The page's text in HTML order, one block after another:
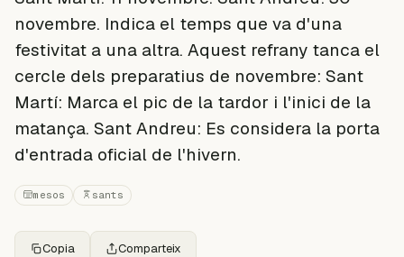
novembre. Indica el temps que va d'una
festivitat a una altra. Aquest refrany tanca el
cercle dels preparatius de novembre: Sant
Martí: Marca el pic de la tardor i l'inici de la
matança. Sant Andreu: Es considera la porta
d'entrada oficial de l'hivern.
mesos sants
Copia Comparteix